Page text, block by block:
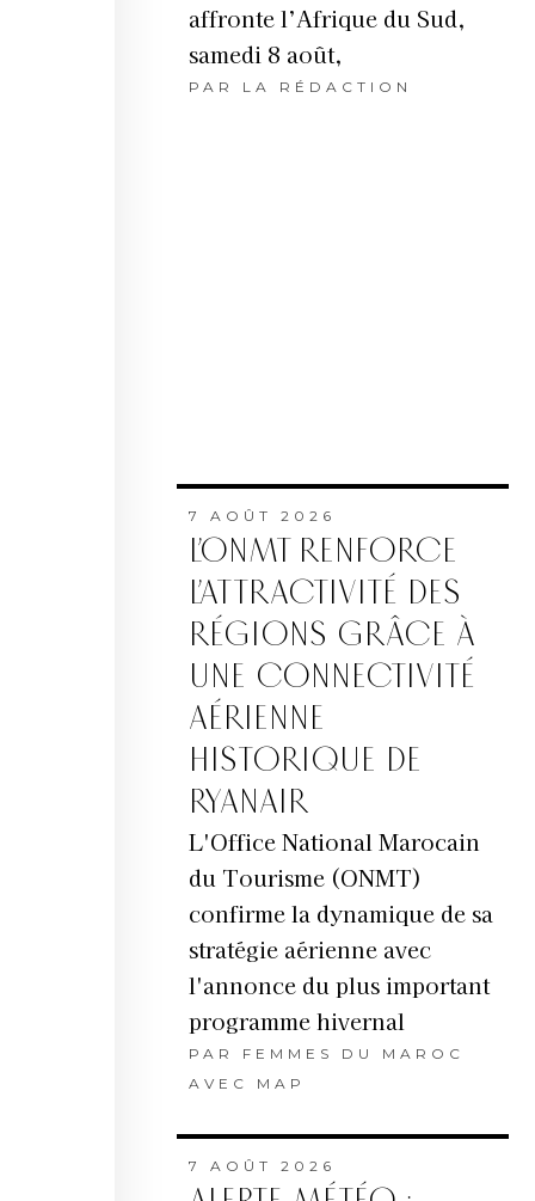
affronte l’Afrique du Sud,
samedi 8 août,
PAR LA RÉDACTION
7 AOÛT 2026
L’ONMT RENFORCE
L’ATTRACTIVITÉ DES
RÉGIONS GRÂCE À
UNE CONNECTIVITÉ
AÉRIENNE
HISTORIQUE DE
RYANAIR
L'Office National Marocain
du Tourisme (ONMT)
confirme la dynamique de sa
stratégie aérienne avec
l'annonce du plus important
programme hivernal
PAR FEMMES DU MAROC
AVEC MAP
7 AOÛT 2026